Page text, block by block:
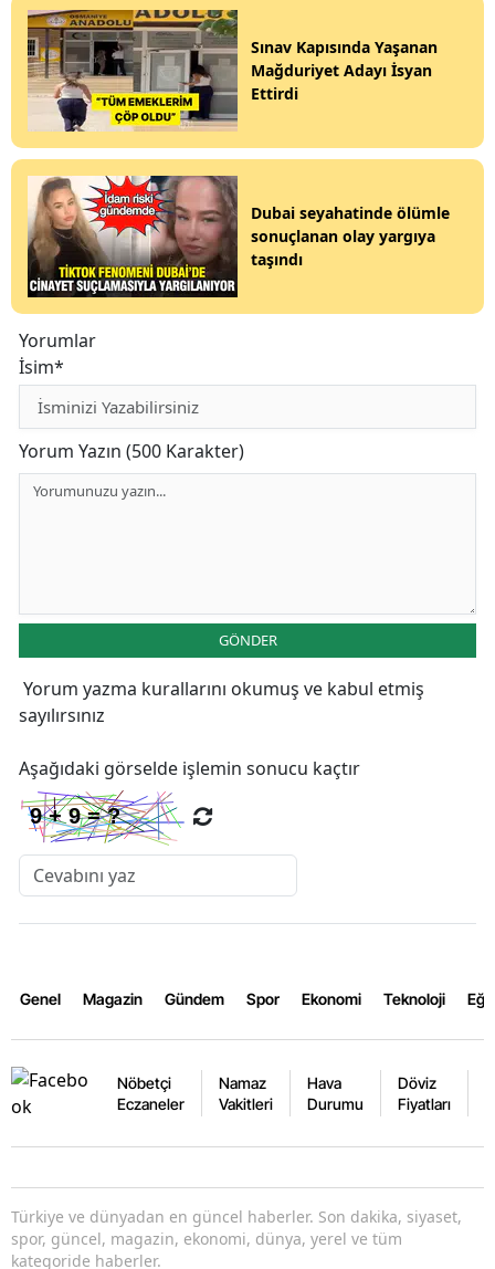
Sınav Kapısında Yaşanan
Mağduriyet Adayı İsyan
Ettirdi
Dubai seyahatinde ölümle
sonuçlanan olay yargıya
taşındı
Yorumlar
İsim*
Yorum Yazın (500 Karakter)
GÖNDER
Yorum yazma kurallarını okumuş ve kabul etmiş
sayılırsınız
Aşağıdaki görselde işlemin sonucu kaçtır
Genel Magazin Gündem Spor Ekonomi Teknoloji
Nöbetçi
Eczaneler
Namaz
Vakitleri
Hava
Durumu
Döviz
Fiyatları
Türkiye ve dünyadan en güncel haberler. Son dakika, siyaset,
spor, güncel, magazin, ekonomi, dünya, yerel ve tüm
kategoride haberler.